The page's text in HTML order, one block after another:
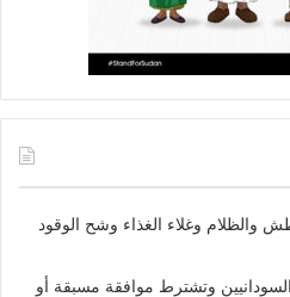
والظلام وغلاء الغذاء وشح الوقود
وتشترط موافقة مسبقة أو